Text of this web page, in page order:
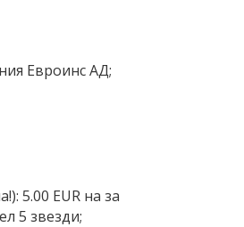
Евроинс АД;
5.00 EUR на за
5 звезди;